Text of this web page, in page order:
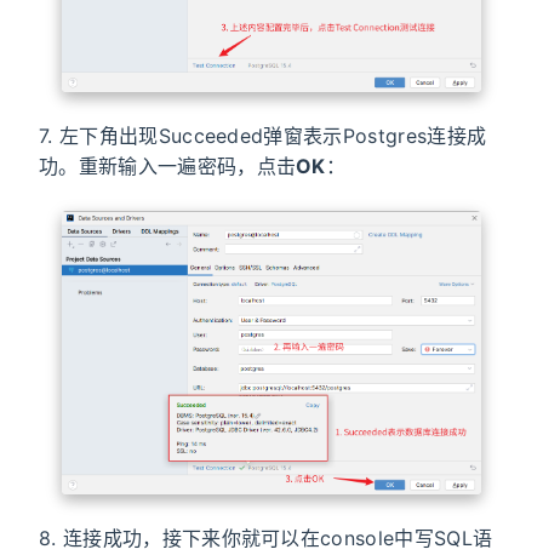
7. 左下角出现Succeeded弹窗表示Postgres连接成
功。重新输入一遍密码，点击OK ：
8. 连接成功，接下来你就可以在console中写SQL语